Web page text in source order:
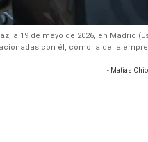
a 19 de mayo de 2026, en Madrid
con él, como la de la
- Matias